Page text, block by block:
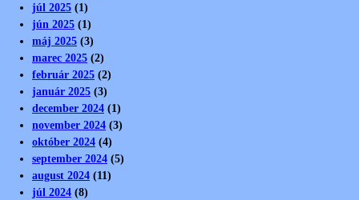
júl 2025 (1)
jún 2025 (1)
máj 2025 (3)
marec 2025 (2)
február 2025 (2)
január 2025 (3)
december 2024 (1)
november 2024 (3)
október 2024 (4)
september 2024 (5)
august 2024 (11)
júl 2024 (8)